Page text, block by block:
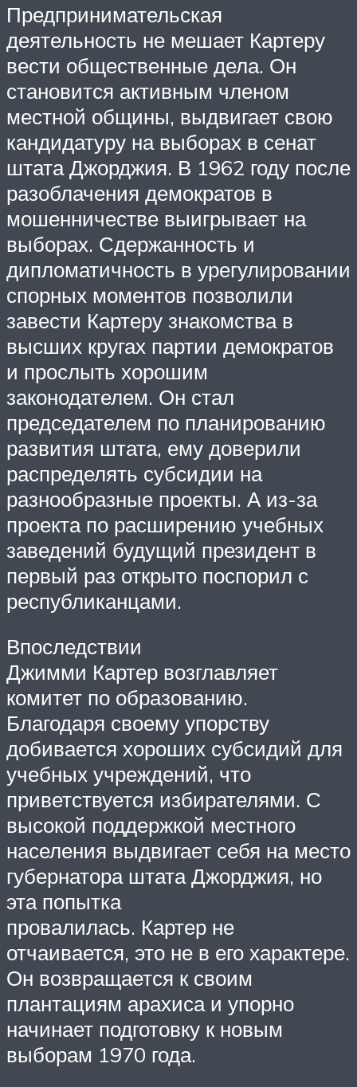
Предпринимательская
деятельность не мешает Картеру
вести общественные дела. Он
становится активным членом
местной общины, выдвигает свою
кандидатуру на выборах в сенат
штата Джорджия. В 1962 году после
разоблачения демократов в
мошенничестве выигрывает на
выборах. Сдержанность и
дипломатичность в урегулировании
спорных моментов позволили
завести Картеру знакомства в
высших кругах партии демократов
и прослыть хорошим
законодателем. Он стал
председателем по планированию
развития штата, ему доверили
распределять субсидии на
разнообразные проекты. А из-за
проекта по расширению учебных
заведений будущий президент в
первый раз открыто поспорил с
республиканцами.
Впоследствии
Джимми Картер возглавляет
комитет по образованию.
Благодаря своему упорству
добивается хороших субсидий для
учебных учреждений, что
приветствуется избирателями. С
высокой поддержкой местного
населения выдвигает себя на место
губернатора штата Джорджия, но
эта попытка
провалилась. Картер не
отчаивается, это не в его характере.
Он возвращается к своим
плантациям арахиса и упорно
начинает подготовку к новым
выборам 1970 года.